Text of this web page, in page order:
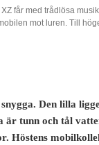
får med trådlösa
mot luren. Till
Den lilla
är tunn och tål
Höstens